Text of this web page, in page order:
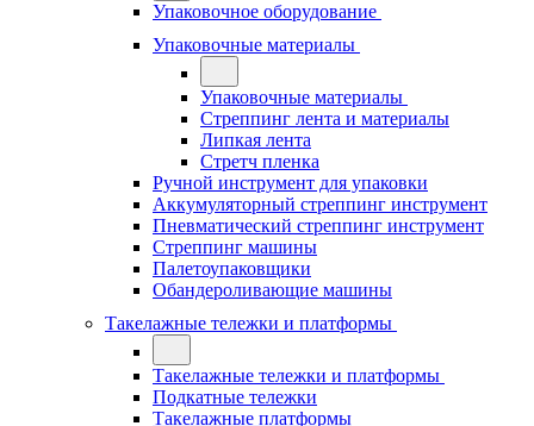
Упаковочное оборудование
Упаковочные материалы
Упаковочные материалы
Стреппинг лента и материалы
Липкая лента
Стретч пленка
Ручной инструмент для упаковки
Аккумуляторный стреппинг инструмент
Пневматический стреппинг инструмент
Стреппинг машины
Палетоупаковщики
Обандероливающие машины
Такелажные тележки и платформы
Такелажные тележки и платформы
Подкатные тележки
Такелажные платформы